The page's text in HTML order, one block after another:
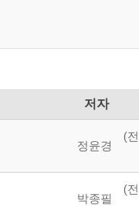
저자
정윤경
(
박종필
(